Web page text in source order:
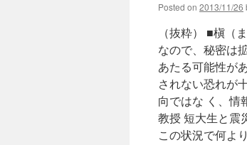
Posted on 2013/11/26
（抜粋） ■槇（
なので、秘密は
あたる可能性が
されない恐れが
向ではな く、情
教授 短大生と震
この状況で何よ